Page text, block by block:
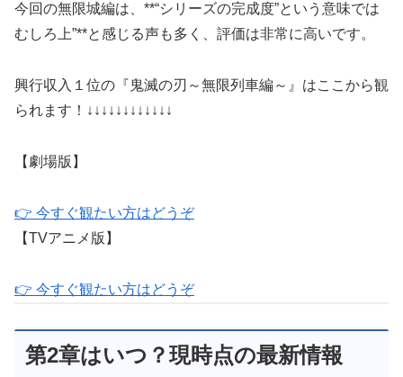
今回の無限城編は、**“シリーズの完成度”という意味では
むしろ上”**と感じる声も多く、評価は非常に高いです。
興行収入１位の『鬼滅の刃～無限列車編～』はここから観
られます！↓↓↓↓↓↓↓↓↓↓↓↓
【劇場版】
👉 今すぐ観たい方はどうぞ
【TVアニメ版】
👉 今すぐ観たい方はどうぞ
第2章はいつ？現時点の最新情報